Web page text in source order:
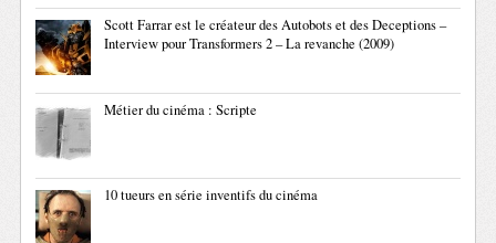
Scott Farrar est le créateur des Autobots et des Deceptions –
Interview pour Transformers 2 – La revanche (2009)
Métier du cinéma : Scripte
10 tueurs en série inventifs du cinéma